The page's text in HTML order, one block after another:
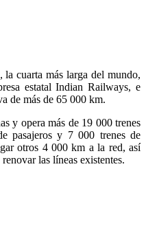
cuarta más larga del mundo,
estatal Indian Railways, e
de más de 65 000 km.
y opera más de 19 000 trenes
pasajeros y 7 000 trenes de
otros 4 000 km a la red, así
las líneas existentes.